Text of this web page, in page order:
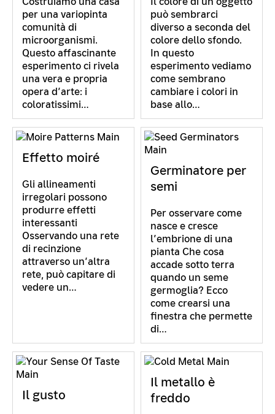
per una variopinta
comunità di
microorganismi.
Questo affascinante
esperimento ci rivela
una vera e propria
opera d’arte: i
coloratissimi…
può sembrarci
diverso a seconda del
colore dello sfondo.
In questo
esperimento vediamo
come sembrano
cambiare i colori in
base allo…
Effetto moiré
Gli allineamenti
irregolari possono
produrre effetti
interessanti
Osservando una rete
di recinzione
attraverso un’altra
rete, può capitare di
vedere un…
Germinatore per
semi
Per osservare come
nasce e cresce
l’embrione di una
pianta Che cosa
accade sotto terra
quando un seme
germoglia? Ecco
come crearsi una
finestra che permette
di…
Il gusto
Il metallo è
freddo